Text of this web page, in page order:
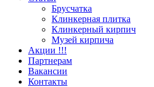
Брусчатка
Клинкерная плитка
Клинкерный кирпич
Музей кирпича
Акции !!!
Партнерам
Вакансии
Контакты